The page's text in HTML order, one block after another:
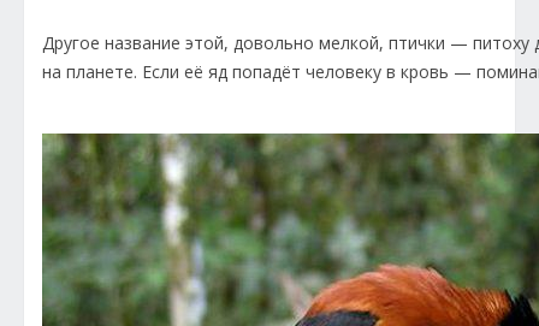
Другое название этой, довольно мелкой, птички —
на планете. Если её яд попадёт человеку в кровь —